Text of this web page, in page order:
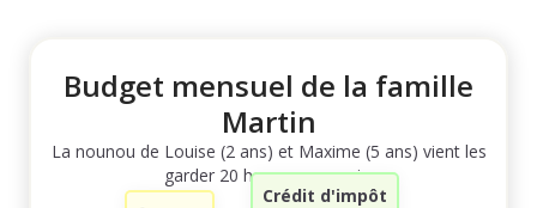
Budget mensuel de la famille
Martin
La nounou de Louise (2 ans) et Maxime (5 ans) vient les
garder 20 heures par mois.
Crédit d'impôt